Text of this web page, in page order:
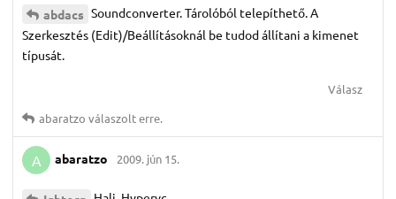
abdacs Soundconverter. Tárolóból telepíthető. A
Szerkesztés (Edit)/Beállításoknál be tudod állítani a kimenet
típusát.
Válasz
abaratzo válaszolt erre.
A abaratzo 2009. jún 15.